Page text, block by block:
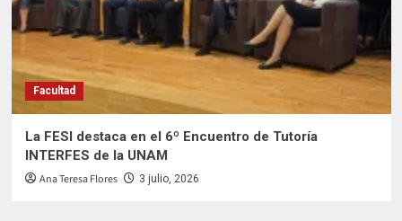
Facultad
La FESI destaca en el 6º Encuentro de Tutoría
INTERFES de la UNAM
Ana Teresa Flores 3 julio, 2026